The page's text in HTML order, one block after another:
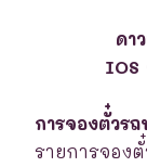
ดา
IOS
การจองตั๋วร
รายการจอง